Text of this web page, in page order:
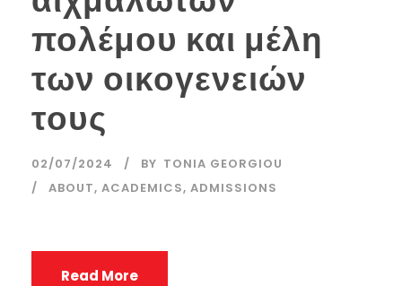
πολέμου και μέλη
των οικογενειών
τους
02/07/2024 BY TONIA GEORGIOU
ABOUT, ACADEMICS, ADMISSIONS
Read More